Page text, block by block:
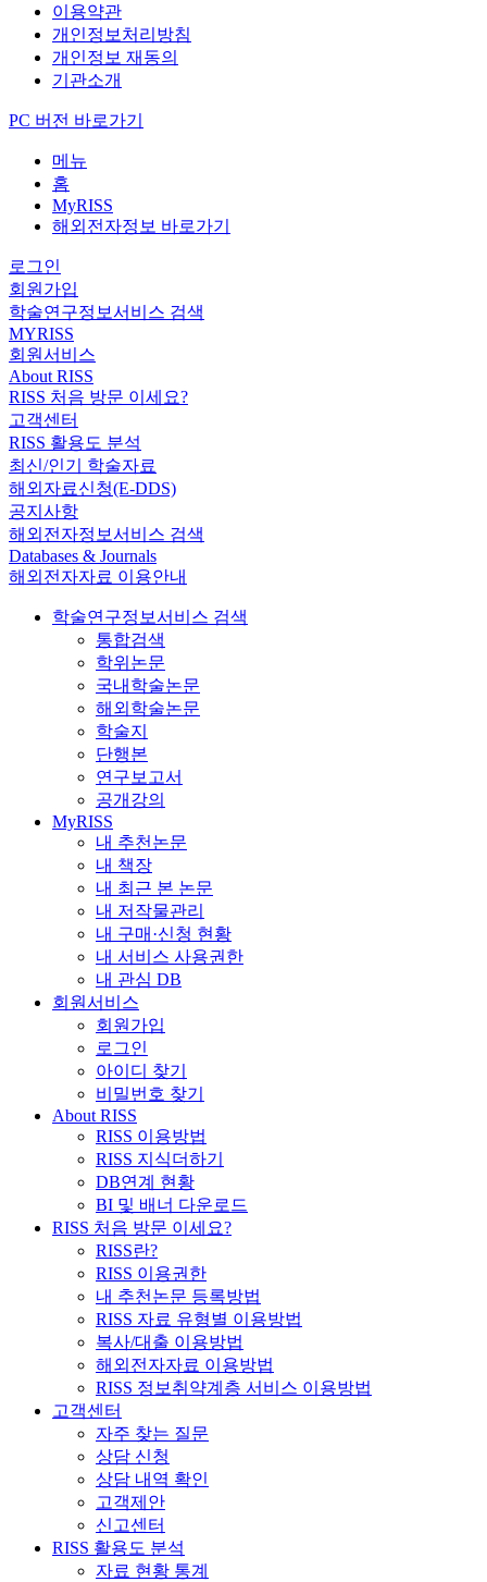
이용약관
개인정보처리방침
개인정보 재동의
기관소개
PC 버전 바로가기
메뉴
홈
MyRISS
해외전자정보 바로가기
로그인
회원가입
학술연구정보서비스 검색
MYRISS
회원서비스
About RISS
RISS 처음 방문 이세요?
고객센터
RISS 활용도 분석
최신/인기 학술자료
해외자료신청(E-DDS)
공지사항
해외전자정보서비스 검색
Databases & Journals
해외전자자료 이용안내
학술연구정보서비스 검색
통합검색
학위논문
국내학술논문
해외학술논문
학술지
단행본
연구보고서
공개강의
MyRISS
내 추천논문
내 책장
내 최근 본 논문
내 저작물관리
내 구매·신청 현황
내 서비스 사용권한
내 관심 DB
회원서비스
회원가입
로그인
아이디 찾기
비밀번호 찾기
About RISS
RISS 이용방법
RISS 지식더하기
DB연계 현황
BI 및 배너 다운로드
RISS 처음 방문 이세요?
RISS란?
RISS 이용권한
내 추천논문 등록방법
RISS 자료 유형별 이용방법
복사/대출 이용방법
해외전자자료 이용방법
RISS 정보취약계층 서비스 이용방법
고객센터
자주 찾는 질문
상담 신청
상담 내역 확인
고객제안
신고센터
RISS 활용도 분석
자료 현황 통계